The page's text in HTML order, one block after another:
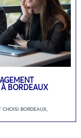
BORDEAUX
CHOISI BORDEAUX,